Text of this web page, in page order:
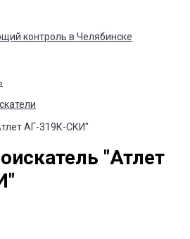
контроль в Челябинске
АГ-319К-СКИ"
"Атлет